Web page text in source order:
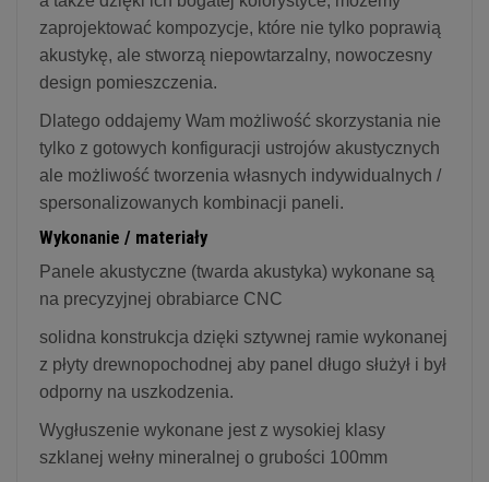
zaprojektować kompozycje, które nie tylko poprawią
akustykę, ale stworzą niepowtarzalny, nowoczesny
design pomieszczenia.
Dlatego oddajemy Wam możliwość skorzystania nie
tylko z gotowych konfiguracji ustrojów akustycznych
ale możliwość tworzenia własnych indywidualnych /
spersonalizowanych kombinacji paneli.
Wykonanie / materiały
Panele akustyczne (twarda akustyka) wykonane są
na precyzyjnej obrabiarce CNC
solidna konstrukcja dzięki sztywnej ramie wykonanej
z płyty drewnopochodnej aby panel długo służył i był
odporny na uszkodzenia.
Wygłuszenie wykonane jest z wysokiej klasy
szklanej wełny mineralnej o grubości 100mm